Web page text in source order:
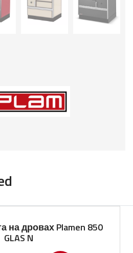
на дровах Plamen 850
GLAS N